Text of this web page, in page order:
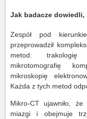
Jak badacze
Zespół pod
przeprowadził
metod: trakologię
mikrotomografię
mikroskopię
Każda z tych metod
Mikro-CT ujawniło,
miazgi i obejmuje